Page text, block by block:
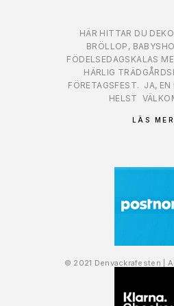
HÄR HITTAR DU
BRÖLLOP,
FÖDELSEDAGSKALAS
HÄRLIG
FÖRETAGSFEST. JA, EN
HELST
LÄS MER
© 2021 Denvackrafesten |